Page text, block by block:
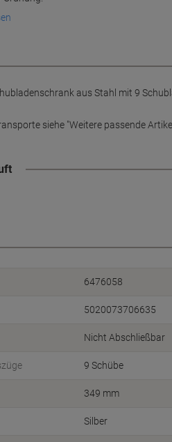
aus Stahl mit 9
siehe "Weitere passende
6476058
5020073706635
Nicht Abschließbar
9 Schübe
349 mm
Silber